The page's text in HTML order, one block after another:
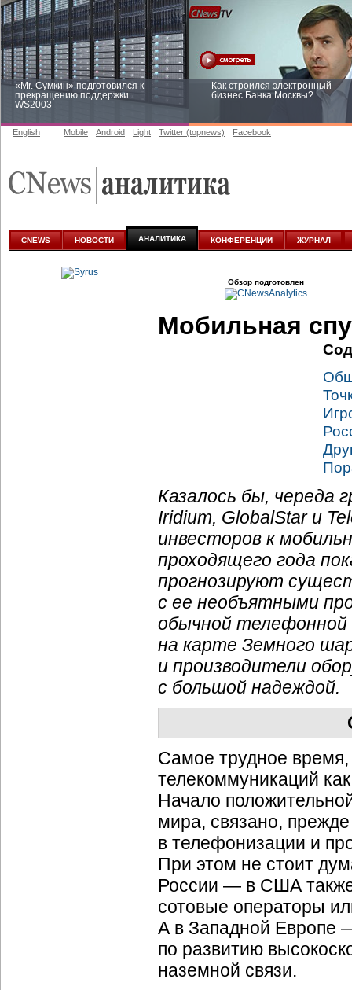
«Mr. Сумкин» подготовился к
прекращению поддержки
WS2003
Как строился электронный
бизнес Банка Москвы?
аналитике
English Mobile Android Light Twitter (topnews) Facebook
CNEWS НОВОСТИ АНАЛИТИКА КОНФЕРЕНЦИИ ЖУРНАЛ
Обзор подготовлен
Мобильная
Казалось бы, череда
Iridium, GlobalStar и
инвесторов к
проходящего года
прогнозируют
с ее необъятными
обычной
на карте Земного
и производители
с большой надеждой.
Самое трудное
телекоммуникаций
Начало
мира, связано,
в телефонизации и
При этом не стоит
России — в США также
сотовые операторы
А в Западной Европе
по развитию
наземной связи.